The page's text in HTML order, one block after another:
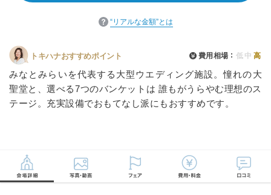
“リアルな金額”とは
トキハナおすすめポイント 費用相場 低 中 高
みなとみらいを代表する大型ウエディング施設。憧れの大
聖堂と、選べる7つのバンケットは 誰もがうらやむ理想のス
テージ。充実設備でおもてなし派にもおすすめです。